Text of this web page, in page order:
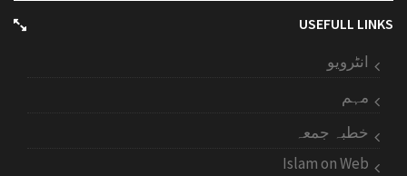
USEFULL LINKS
انٹرویو
مہم
خطبہ جمعہ
Islam on Web